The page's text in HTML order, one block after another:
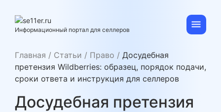
contentse11er.ru
Информационный портал для селлеров
Главная / Статьи / Право / Досудебная
претензия Wildberries: образец, порядок подачи,
сроки ответа и инструкция для селлеров
Досудебная претензия